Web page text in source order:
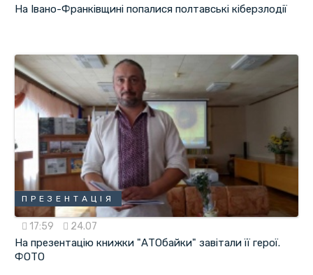
На Івано-Франківщині попалися полтавські кіберзлодії
ПРЕЗЕНТАЦІЯ
17:59 24.07
На презентацію книжки "АТОбайки" завітали її герої.
ФОТО